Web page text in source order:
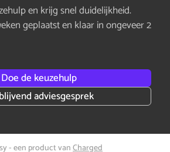
en krijg snel duidelijkheid.
geplaatst en klaar in ongeveer 2
Doe de keuzehulp
adviesgesprek
- een product vanCharged